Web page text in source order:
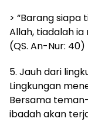
> “Barang
Allah, tiadalah
(QS. An-Nur: 40)
5. Jauh dari
Lingkungan
Bersama
ibadah akan